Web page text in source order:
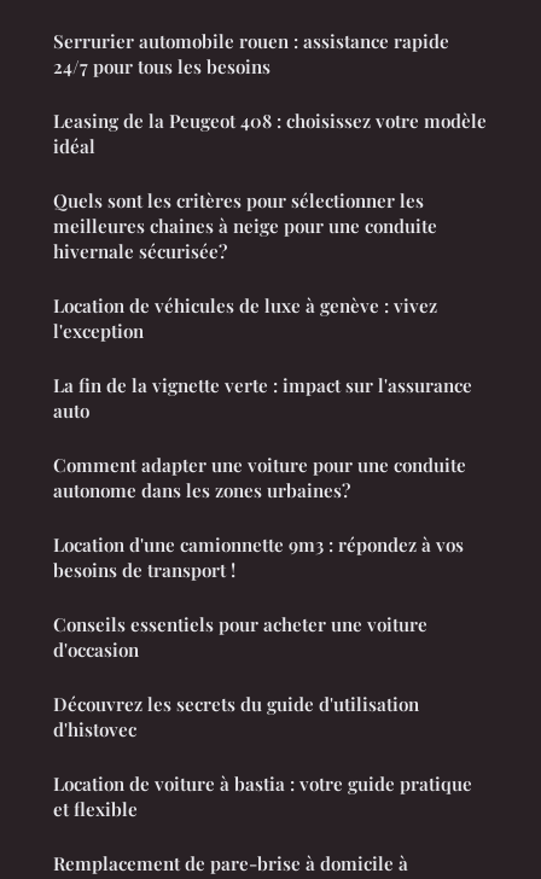
Serrurier automobile rouen : assistance rapide
24/7 pour tous les besoins
Leasing de la Peugeot 408 : choisissez votre modèle
idéal
Quels sont les critères pour sélectionner les
meilleures chaines à neige pour une conduite
hivernale sécurisée?
Location de véhicules de luxe à genève : vivez
l'exception
La fin de la vignette verte : impact sur l'assurance
auto
Comment adapter une voiture pour une conduite
autonome dans les zones urbaines?
Location d'une camionnette 9m3 : répondez à vos
besoins de transport !
Conseils essentiels pour acheter une voiture
d'occasion
Découvrez les secrets du guide d'utilisation
d'histovec
Location de voiture à bastia : votre guide pratique
et flexible
Remplacement de pare-brise à domicile à